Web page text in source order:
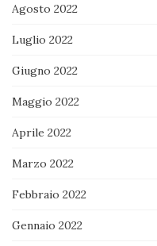
Agosto 2022
Luglio 2022
Giugno 2022
Maggio 2022
Aprile 2022
Marzo 2022
Febbraio 2022
Gennaio 2022